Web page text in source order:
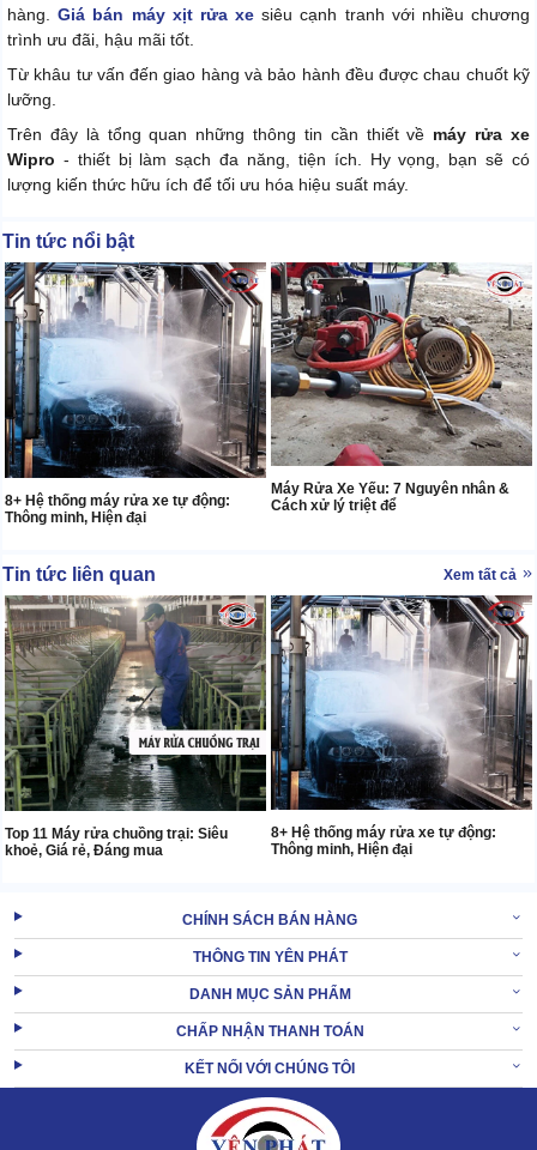
hàng.Giá bán máy xịt rửa xe siêu cạnh tranh với nhiều chương
trình ưu đãi, hậu mãi tốt.
Từ khâu tư vấn đến giao hàng và bảo hành đều được chau chuốt kỹ
lưỡng.
Trên đây là tổng quan những thông tin cần thiết về máy rửa xe
Wipro - thiết bị làm sạch đa năng, tiện ích. Hy vọng, bạn sẽ có
lượng kiến thức hữu ích để tối ưu hóa hiệu suất máy.
Tin tức nổi bật
8+ Hệ thống máy rửa xe tự động:
Thông minh, Hiện đại
Máy Rửa Xe Yếu: 7 Nguyên nhân &
Cách xử lý triệt để
Tin tức liên quan Xem tất cả
Top 11 Máy rửa chuồng trại: Siêu
khoẻ, Giá rẻ, Đáng mua
8+ Hệ thống máy rửa xe tự động:
Thông minh, Hiện đại
CHÍNH SÁCH BÁN HÀNG
THÔNG TIN YÊN PHÁT
DANH MỤC SẢN PHẨM
CHẤP NHẬN THANH TOÁN
KẾT NỐI VỚI CHÚNG TÔI